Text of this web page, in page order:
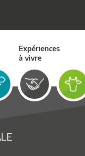
Expériences
à vivre